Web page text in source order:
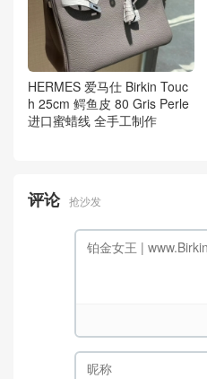
HERMES 爱马仕 Birkin Touc
h 25cm 鳄鱼皮 80 Gris Perle
进口蜜蜡线 全手工制作
评论 抢沙发